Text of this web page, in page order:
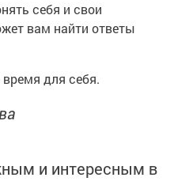
себя и свои
вам найти ответы
для себя.
и интересным в